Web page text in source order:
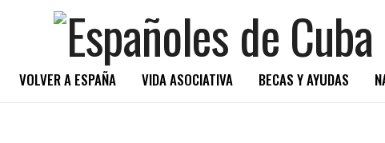
VOLVER A ESPAÑA VIDA ASOCIATIVA BECAS Y AYUDAS